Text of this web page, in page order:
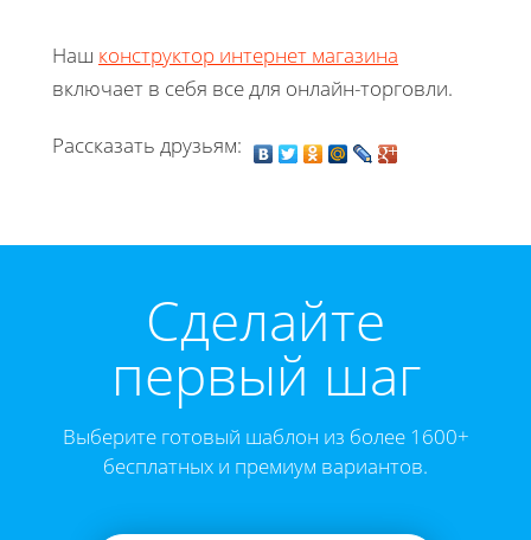
Наш конструктор интернет магазина
включает в себя все для онлайн-торговли.
Рассказать друзьям:
Cделайте
первый шаг
Выберите готовый шаблон из более 1600+
бесплатных и премиум вариантов.